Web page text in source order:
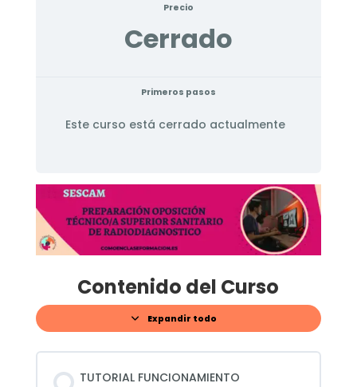
Precio
Cerrado
Primeros pasos
Este curso está cerrado actualmente
Contenido del Curso
Expandir todo
Lecciones
TUTORIAL FUNCIONAMIENTO